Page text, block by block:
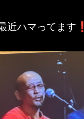
近ハマってます❗️